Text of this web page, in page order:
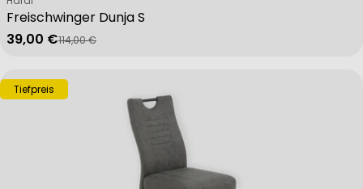
Freischwinger Dunja S
Verkaufspreis
39,00 €
Regulärer Preis
114,00 €
Tiefpreis